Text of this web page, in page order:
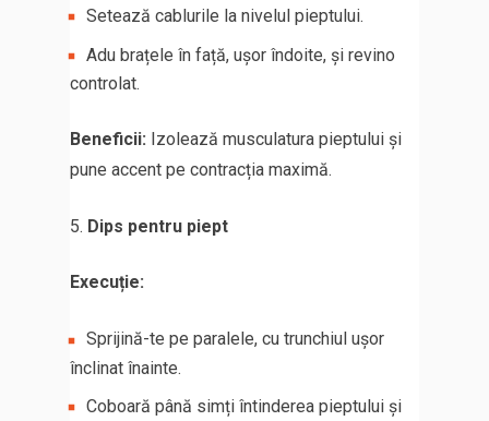
Setează cablurile la nivelul pieptului.
Adu brațele în față, ușor îndoite, și revino
controlat.
Beneficii: Izolează musculatura pieptului și
pune accent pe contracția maximă.
Dips pentru piept
Execuție:
Sprijină-te pe paralele, cu trunchiul ușor
înclinat înainte.
Coboară până simți întinderea pieptului și